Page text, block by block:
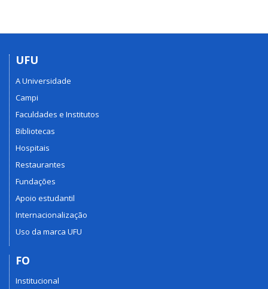
UFU
A Universidade
Campi
Faculdades e Institutos
Bibliotecas
Hospitais
Restaurantes
Fundações
Apoio estudantil
Internacionalização
Uso da marca UFU
FO
Institucional